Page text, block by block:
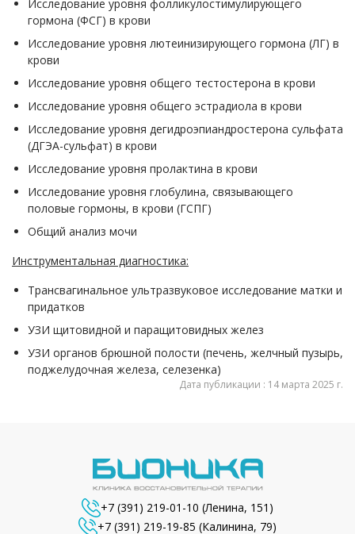
Исследование уровня фолликулостимулирующего
гормона (ФСГ) в крови
Исследование уровня лютеинизирующего гормона (ЛГ) в
крови
Исследование уровня общего тестостерона в крови
Исследование уровня общего эстрадиола в крови
Исследование уровня дегидроэпиандростерона сульфата
(ДГЭА-сульфат) в крови
Исследование уровня пролактина в крови
Исследование уровня глобулина, связывающего
половые гормоны, в крови (ГСПГ)
Общий анализ мочи
Инструментальная диагностика:
Трансвагинальное ультразвуковое исследование матки и
придатков
УЗИ щитовидной и паращитовидных желез
УЗИ органов брюшной полости (печень, желчный пузырь,
поджелудочная железа, селезенка)
Дата публикации : 14 марта 2025 г.
+7 (391) 219-01-10 (Ленина, 151)
+7 (391) 219-19-85 (Калинина, 79)